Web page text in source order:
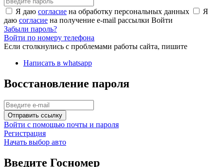
Я даю согласие на обработку персональных данных
Я
даю согласие на получение e-mail рассылки Войти
Забыли пароль?
Войти по номеру телефона
Если столкнулись с проблемами работы сайта, пишите
Написать в whatsapp
Восстановление пароля
Отправить ссылку
Войти с помощью почты и пароля
Регистрация
Начать выбор авто
Введите Госномер